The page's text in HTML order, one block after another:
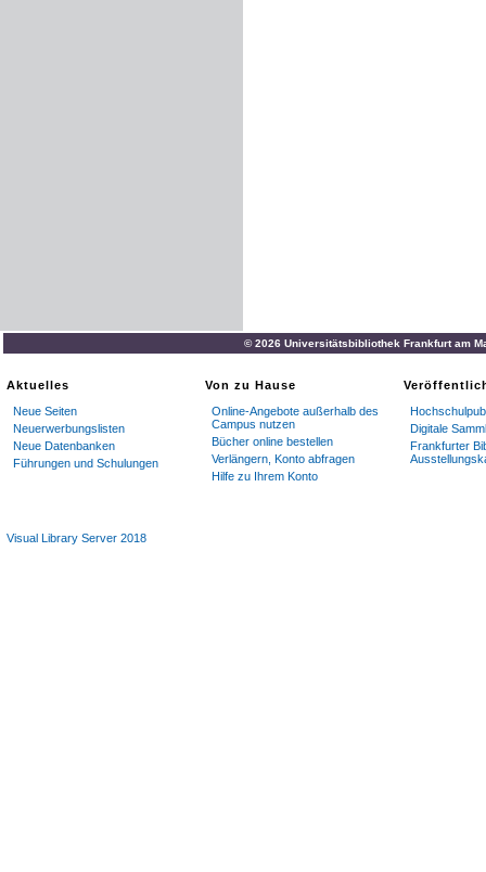
© 2026 Universitätsbibliothek Frankfurt am
Aktuelles
Neue Seiten
Neuerwerbungslisten
Neue Datenbanken
Führungen und Schulungen
Von zu Hause
Online-Angebote außerhalb des
Campus nutzen
Bücher online bestellen
Verlängern, Konto abfragen
Hilfe zu Ihrem Konto
Digitale
Frankfurter
Visual Library Server 2018